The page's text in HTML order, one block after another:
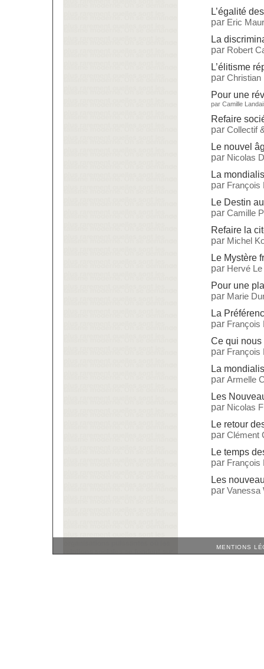
L’égalité
par Eric
La
par Robert
L’élitisme
par Christian
Pour une
par Camille
Refaire
par Collectif
Le nouvel
par Nicolas
La
par François
Le Destin
par Camille
Refaire la
par Michel
Le Mystère
par Hervé
Pour une
par Marie
La
par François
Ce qui nous
par François
La
par Armelle
Les
par Nicolas
Le retour
par Clément
Le temps
par François
Les
par Vanessa
MENTIONS